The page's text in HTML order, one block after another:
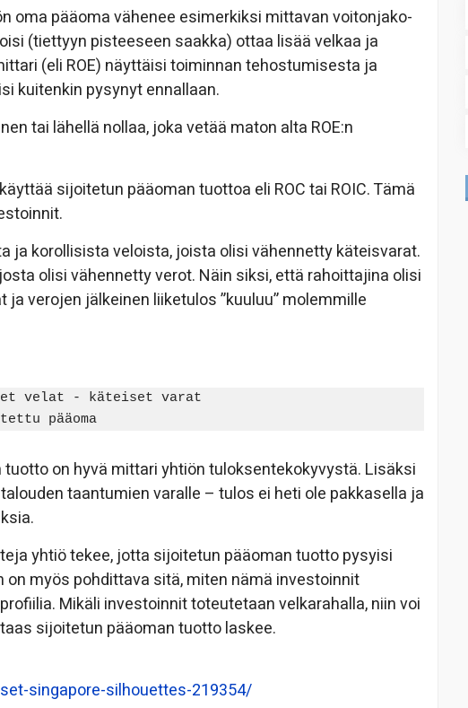
oma pääoma vähenee esimerkiksi mittavan voitonjako-
(tiettyyn pisteeseen saakka) ottaa lisää velkaa ja
(eli ROE) näyttäisi toiminnan tehostumisesta ja
kuitenkin pysynyt ennallaan.
tai lähellä nollaa, joka vetää maton alta ROE:n
sijoitetun pääoman tuottoa eli ROC tai ROIC. Tämä
ja korollisista veloista, joista olisi vähennetty käteisvarat.
olisi vähennetty verot. Näin siksi, että rahoittajina olisi
verojen jälkeinen liiketulos ”kuuluu” molemmille
velat - käteiset varat
on hyvä mittari yhtiön tuloksentekokyvystä. Lisäksi
taantumien varalle – tulos ei heti ole pakkasella ja
yhtiö tekee, jotta sijoitetun pääoman tuotto pysyisi
myös pohdittava sitä, miten nämä investoinnit
Mikäli investoinnit toteutetaan velkarahalla, niin voi
sijoitetun pääoman tuotto laskee.
singapore-silhouettes-219354/